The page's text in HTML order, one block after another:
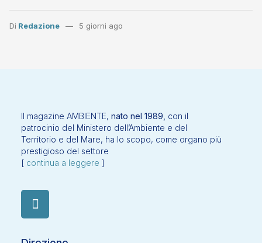
Di Redazione 5 giorni ago
Il magazine AMBIENTE, nato nel 1989, con il
patrocinio del Ministero dell’Ambiente e del
Territorio e del Mare, ha lo scopo, come organo più
prestigioso del settore
[ continua a leggere ]